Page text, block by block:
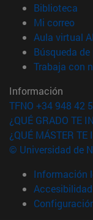
Biblioteca
Mi correo
Aula virtual
Búsqueda
Trabaja con
Información
TFNO +34 948 42
¿QUÉ GRADO TE
¿QUÉ MÁSTER TE
© Universidad de
Información
Accesibilidad